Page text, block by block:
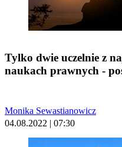
Tylko dwie uczelnie z
naukach prawnych -
Monika Sewastianowicz
04.08.2022 | 07:30